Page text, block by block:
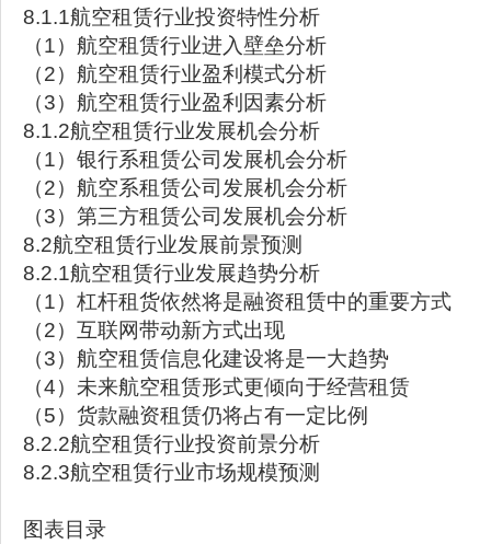
8.1.1航空租赁行业投资特性分析
（1）航空租赁行业进入壁垒分析
（2）航空租赁行业盈利模式分析
（3）航空租赁行业盈利因素分析
8.1.2航空租赁行业发展机会分析
（1）银行系租赁公司发展机会分析
（2）航空系租赁公司发展机会分析
（3）第三方租赁公司发展机会分析
8.2航空租赁行业发展前景预测
8.2.1航空租赁行业发展趋势分析
（1）杠杆租货依然将是融资租赁中的重要方式
（2）互联网带动新方式出现
（3）航空租赁信息化建设将是一大趋势
（4）未来航空租赁形式更倾向于经营租赁
（5）货款融资租赁仍将占有一定比例
8.2.2航空租赁行业投资前景分析
8.2.3航空租赁行业市场规模预测
图表目录